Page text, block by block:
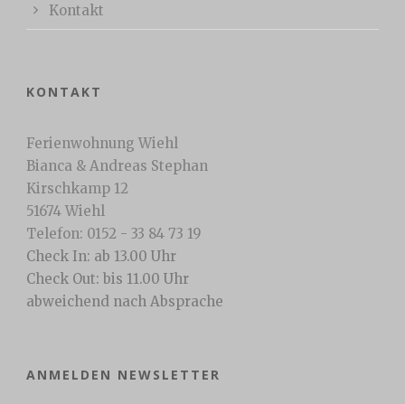
Kontakt
KONTAKT
Ferienwohnung Wiehl
Bianca & Andreas Stephan
Kirschkamp 12
51674 Wiehl
Telefon: 0152 - 33 84 73 19
Check In: ab 13.00 Uhr
Check Out: bis 11.00 Uhr
abweichend nach Absprache
ANMELDEN NEWSLETTER